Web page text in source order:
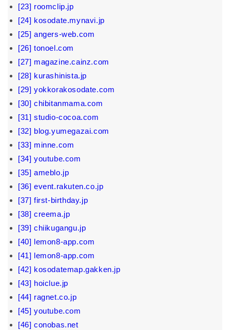
[23] roomclip.jp
[24] kosodate.mynavi.jp
[25] angers-web.com
[26] tonoel.com
[27] magazine.cainz.com
[28] kurashinista.jp
[29] yokkorakosodate.com
[30] chibitanmama.com
[31] studio-cocoa.com
[32] blog.yumegazai.com
[33] minne.com
[34] youtube.com
[35] ameblo.jp
[36] event.rakuten.co.jp
[37] first-birthday.jp
[38] creema.jp
[39] chiikugangu.jp
[40] lemon8-app.com
[41] lemon8-app.com
[42] kosodatemap.gakken.jp
[43] hoiclue.jp
[44] ragnet.co.jp
[45] youtube.com
[46] conobas.net